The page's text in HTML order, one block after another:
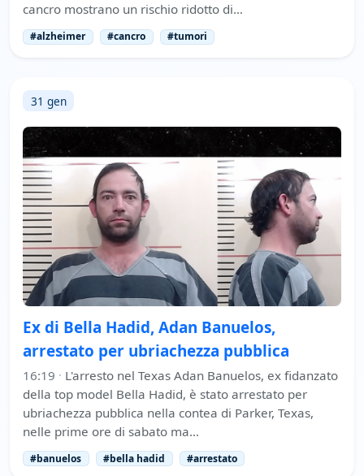
cancro mostrano un rischio ridotto di…
#alzheimer #cancro #tumori
31 gen
Ex di Bella Hadid, Adan Banuelos,
arrestato per ubriachezza pubblica
16:19 · L'arresto nel Texas Adan Banuelos, ex fidanzato
della top model Bella Hadid, è stato arrestato per
ubriachezza pubblica nella contea di Parker, Texas,
nelle prime ore di sabato ma…
#banuelos #bella hadid #arrestato